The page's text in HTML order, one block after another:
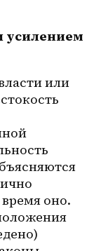
усилением
или
оно.